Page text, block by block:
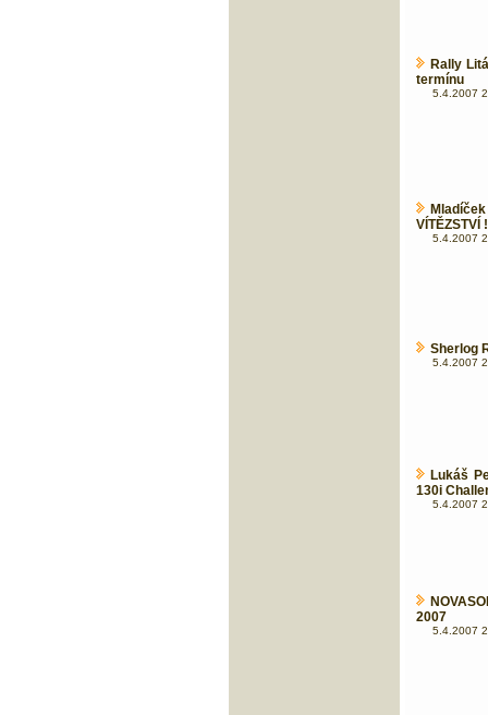
Rally
termínu
5.4.2007
VÍTĚZSTVÍ
5.4.2007
Sherlog
5.4.2007
Lukáš
130i
5.4.2007
2007
5.4.2007